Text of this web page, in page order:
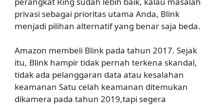
privasi sebagai prioritas utama Anda, Blink
menjadi pilihan alternatif yang benar saja beda.
Amazon membeli Blink pada tahun 2017. Sejak
itu, Blink hampir tidak pernah terkena skandal,
tidak ada pelanggaran data atau kesalahan
keamanan Satu celah keamanan ditemukan
dikamera pada tahun 2019,tapi segera